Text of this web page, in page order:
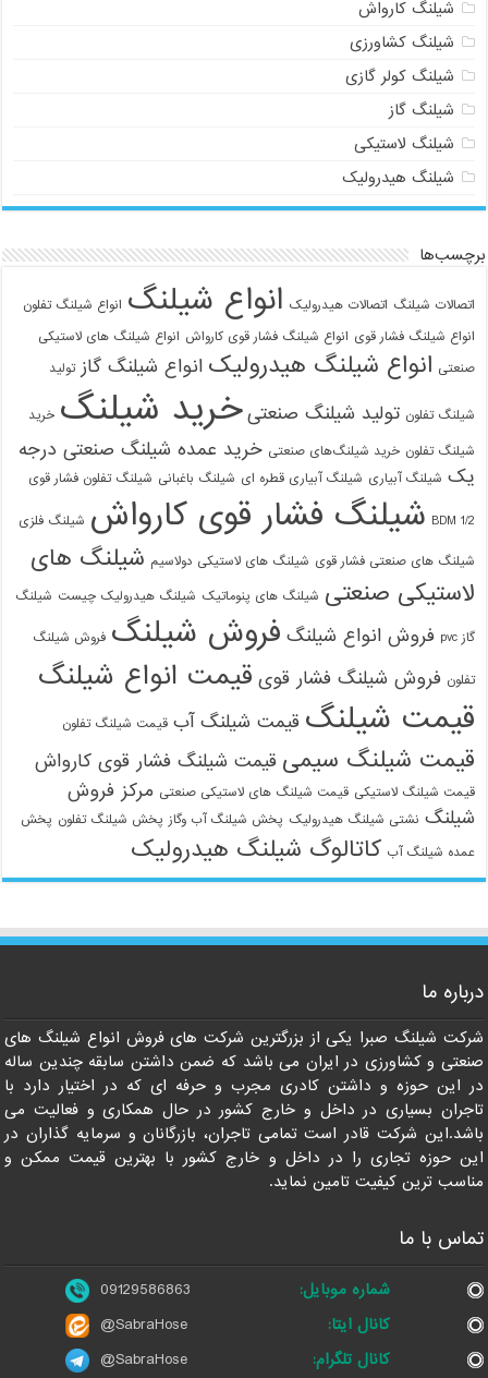
شیلنگ کارواش
شیلنگ کشاورزی
شیلنگ کولر گازی
شیلنگ گاز
شیلنگ لاستیکی
شیلنگ هیدرولیک
برچسب‌ها
اتصالات شیلنگ اتصالات هیدرولیک انواع شیلنگ انواع شیلنگ تفلون
انواع شیلنگ فشار قوی انواع شیلنگ فشار قوی کارواش انواع شیلنگ های لاستیکی
صنعتی انواع شیلنگ هیدرولیک انواع شیلنگ گاز تولید
شیلنگ تفلون تولید شیلنگ صنعتی خرید شیلنگ خرید
شیلنگ تفلون خرید شیلنگ‌های صنعتی خرید عمده شیلنگ صنعتی درجه
یک شیلنگ آبیاری شیلنگ آبیاری قطره ای شیلنگ باغبانی شیلنگ تفلون فشار قوی
1/2 BDM شیلنگ فشار قوی کارواش شیلنگ فلزی
شیلنگ های صنعتی فشار قوی شیلنگ های لاستیکی دولاسیم شیلنگ های
لاستیکی صنعتی شیلنگ های پنوماتیک شیلنگ هیدرولیک چیست شیلنگ
گاز pvc فروش انواع شیلنگ فروش شیلنگ فروش شیلنگ
تفلون فروش شیلنگ فشار قوی قیمت انواع شیلنگ
قیمت شیلنگ قیمت شیلنگ آب قیمت شیلنگ تفلون
قیمت شیلنگ سیمی قیمت شیلنگ فشار قوی کارواش
قیمت شیلنگ لاستیکی قیمت شیلنگ های لاستیکی صنعتی مرکز فروش
شیلنگ نشتی شیلنگ هیدرولیک پخش شیلنگ آب وگاز پخش شیلنگ تفلون پخش
عمده شیلنگ آب کاتالوگ شیلنگ هیدرولیک
درباره ما
شرکت شیلنگ صبرا یکی از بزرگترین شرکت های فروش انواع شیلنگ های
صنعتی و کشاورزی در ایران می باشد که ضمن داشتن سابقه چندین ساله
در این حوزه و داشتن کادری مجرب و حرفه ای که در اختیار دارد با
تاجران بسیاری در داخل و خارج کشور در حال همکاری و فعالیت می
باشد.این شرکت قادر است تمامی تاجران، بازرگانان و سرمایه گذاران در
این حوزه تجاری را در داخل و خارج کشور با بهترین قیمت ممکن و
مناسب ترین کیفیت تامین نماید.
تماس با ما
شماره موبایل:
09129586863
کانال ایتا:
@SabraHose
کانال تلگرام:
@SabraHose
09129586863